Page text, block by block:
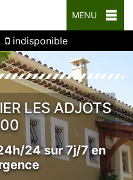
MENU
indisponible
LES ADJOTS
24 sur 7j/7 en